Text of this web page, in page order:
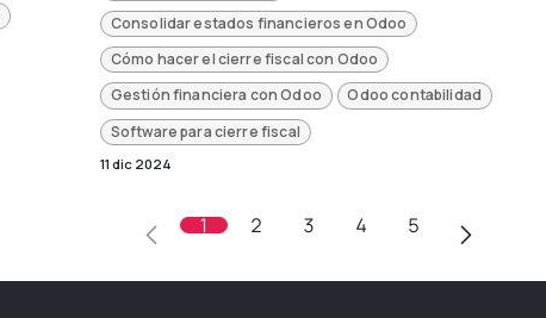
Consolidar estados financieros en Odoo
Cómo hacer el cierre fiscal con Odoo
Gestión financiera con Odoo
Odoo contabilidad
Software para cierre fiscal
11 dic 2024
1 2 3 4 5